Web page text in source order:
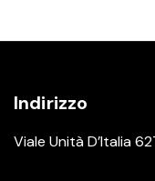
Indirizzo
Viale Unità D’Italia